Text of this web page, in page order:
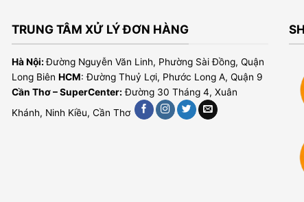
TRUNG TÂM XỬ LÝ ĐƠN HÀNG
Hà Nội:Đường Nguyễn Văn Linh, Phường Sài Đồng, Quận
Long BiênHCM: Đường Thuỷ Lợi, Phước Long A, Quận 9
Cần Thơ – SuperCenter: Đường 30 Tháng 4, Xuân
Khánh, Ninh Kiều, Cần Thơ